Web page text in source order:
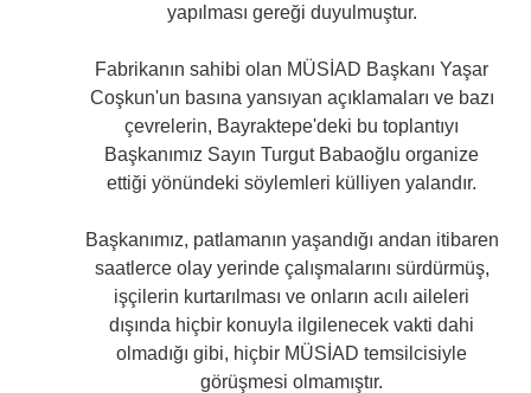
yapılması gereği duyulmuştur.
Fabrikanın sahibi olan MÜSİAD Başkanı Yaşar
Coşkun'un basına yansıyan açıklamaları ve bazı
çevrelerin, Bayraktepe'deki bu toplantıyı
Başkanımız Sayın Turgut Babaoğlu organize
ettiği yönündeki söylemleri külliyen yalandır.
Başkanımız, patlamanın yaşandığı andan itibaren
saatlerce olay yerinde çalışmalarını sürdürmüş,
işçilerin kurtarılması ve onların acılı aileleri
dışında hiçbir konuyla ilgilenecek vakti dahi
olmadığı gibi, hiçbir MÜSİAD temsilcisiyle
görüşmesi olmamıştır.